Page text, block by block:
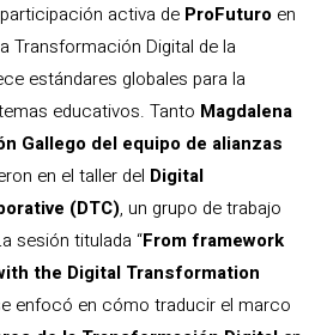
activa de ProFuturo en
Transformación Digital de la
estándares globales para la
educativos. Tanto Magdalena
Gallego del equipo de alianzas
en el taller del Digital
(DTC), un grupo de trabajo
sesión titulada “From framework
the Digital Transformation
enfocó en cómo traducir el marco